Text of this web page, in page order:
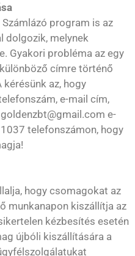
program is az
dolgozik, melynek
Gyakori probléma az egy
címre történő
az, hogy
e-mail cím,
e-
telefonszámon, hogy
hogy csomagokat az
munkanapon kiszállítja az
kézbesítés esetén
újbóli kiszállítására a